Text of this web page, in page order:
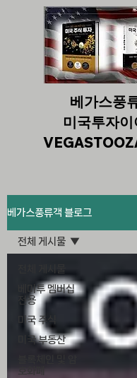
베가스풍
미국투자이
베가스풍류객 블로그
전체 게시물
베미투 멤버십
전용
미국 주식
미국 부동산
호화폐
전체 게시물